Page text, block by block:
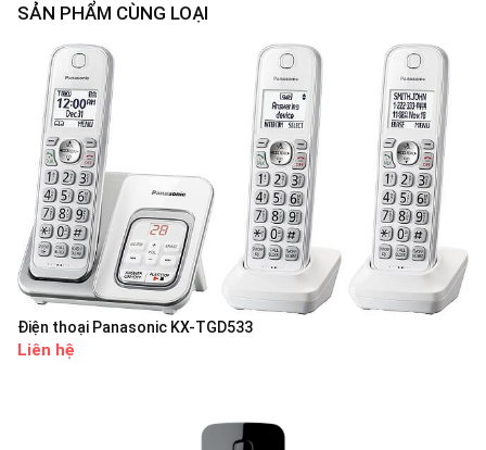
SẢN PHẨM CÙNG LOẠI
Điện thoại Panasonic KX-TGD533
Liên hệ